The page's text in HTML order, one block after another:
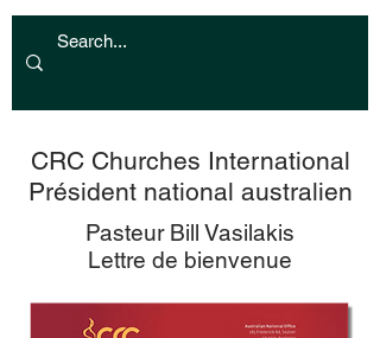
CRC Churches International
Président national australien
Pasteur Bill Vasilakis
Lettre de bienvenue